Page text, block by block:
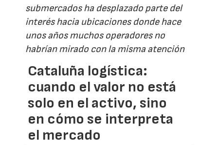
submercados ha desplazado parte del
interés hacia ubicaciones donde hace
unos años muchos operadores no
habrían mirado con la misma atención
Cataluña logística:
cuando el valor no está
solo en el activo, sino
en cómo se interpreta
el mercado